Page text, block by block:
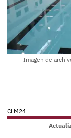
Imagen de
CLM24